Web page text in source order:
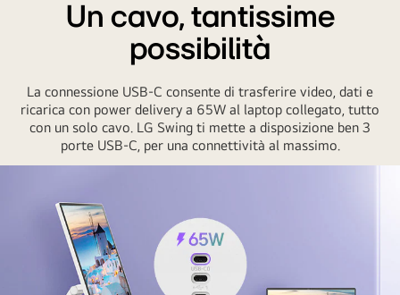
Un cavo, tantissime
possibilità
La connessione USB-C consente di trasferire video, dati e
ricarica con power delivery a 65W al laptop collegato, tutto
con un solo cavo. LG Swing ti mette a disposizione ben 3
porte USB-C, per una connettività al massimo.